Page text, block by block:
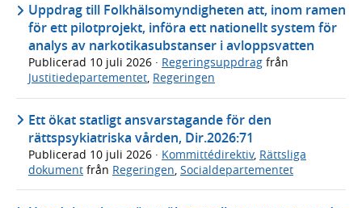
Uppdrag till Folkhälsomyndigheten att, inom ramen
för ett pilotprojekt, införa ett nationellt system för
analys av narkotikasubstanser i avloppsvatten
Publicerad 10 juli 2026 · Regeringsuppdrag från
Justitiedepartementet, Regeringen
Ett ökat statligt ansvarstagande för den
rättspsykiatriska vården, Dir.2026:71
Publicerad 10 juli 2026 · Kommittédirektiv, Rättsliga
dokument från Regeringen, Socialdepartementet